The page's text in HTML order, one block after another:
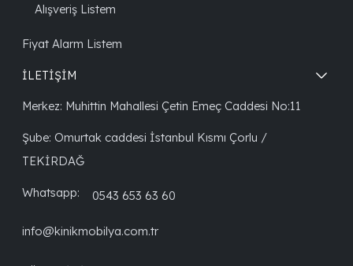
Alışveriş Listem
Fiyat Alarm Listem
İLETİŞİM
Merkez: Muhittin Mahallesi Çetin Emeç Caddesi No:11
Şube: Omurtak caddesi İstanbul Kısmı Çorlu /
TEKİRDAĞ
Whatsapp: 0543 653 63 60
info@kinikmobilya.com.tr